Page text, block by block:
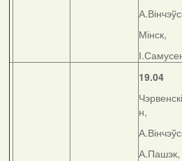
Мінск,
19.04
н,
А.Пашэк,